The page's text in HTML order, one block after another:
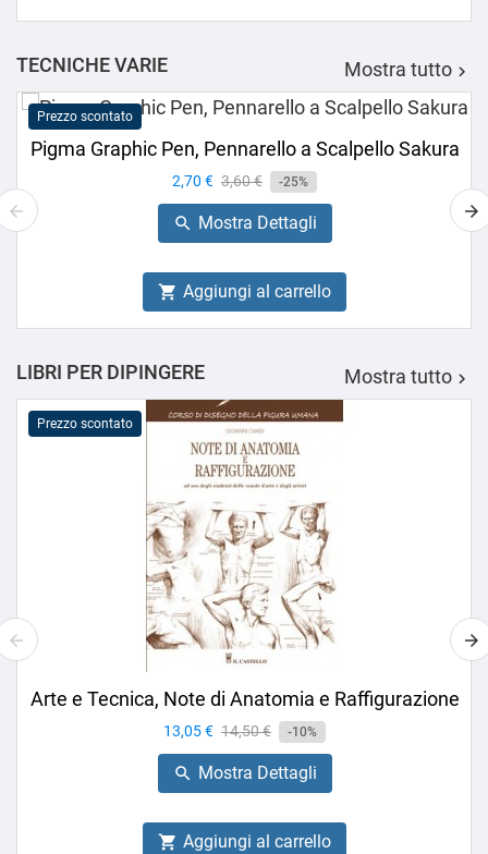
TECNICHE VARIE Mostra tutto 
Prezzo scontato
Pigma Graphic Pen, Pennarello a Scalpello Sakura
Prezzo
2,70 € Prezzo
base
3,60 € -25%
 Mostra Dettagli
 Aggiungi al carrello
LIBRI PER DIPINGERE Mostra tutto 
Prezzo scontato
Arte e Tecnica, Note di Anatomia e Raffigurazione
Prezzo
13,05 € Prezzo
base
14,50 € -10%
 Mostra Dettagli
 Aggiungi al carrello